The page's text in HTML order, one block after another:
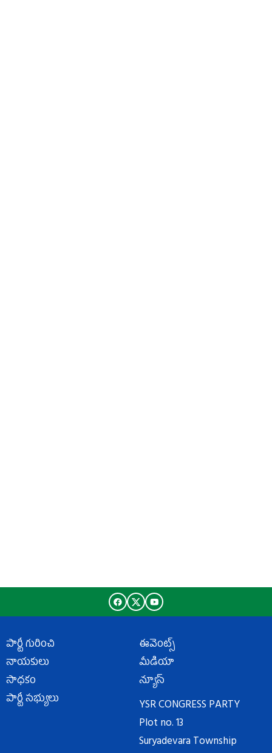
పార్టీ గురించి
నాయకులు
సాధకం
పార్టీ సభ్యులు
ఈవెంట్స్
మీడియా
న్యూస్
YSR CONGRESS PARTY
Plot no. 13
Suryadevara Township